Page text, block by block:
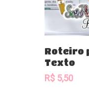
Roteiro
Texto
R$ 5,50